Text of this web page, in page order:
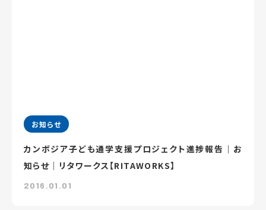
お知らせ
カンボジア子ども通学支援プロジェクト進捗報告｜お
知らせ｜リタワークス【RITAWORKS】
2016.01.01